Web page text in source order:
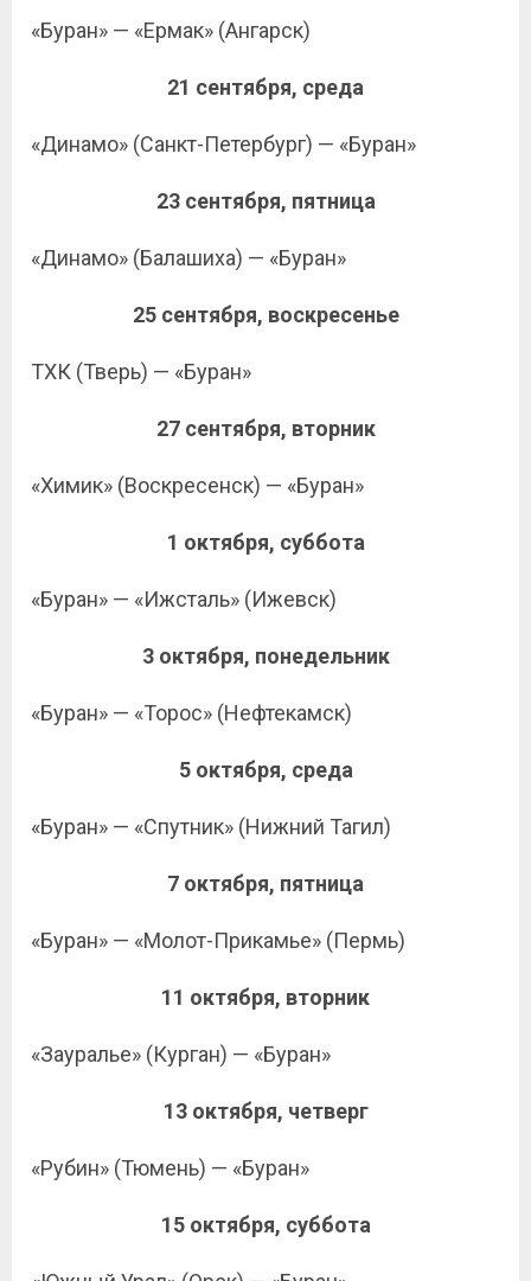
«Буран» — «Ермак» (Ангарск)
21 сентября, среда
«Динамо» (Санкт-Петербург) — «Буран»
23 сентября, пятница
«Динамо» (Балашиха) — «Буран»
25 сентября, воскресенье
ТХК (Тверь) — «Буран»
27 сентября, вторник
«Химик» (Воскресенск) — «Буран»
1 октября, суббота
«Буран» — «Ижсталь» (Ижевск)
3 октября, понедельник
«Буран» — «Торос» (Нефтекамск)
5 октября, среда
«Буран» — «Спутник» (Нижний Тагил)
7 октября, пятница
«Буран» — «Молот-Прикамье» (Пермь)
11 октября, вторник
«Зауралье» (Курган) — «Буран»
13 октября, четверг
«Рубин» (Тюмень) — «Буран»
15 октября, суббота